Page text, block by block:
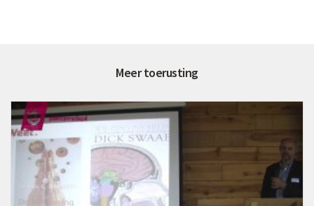
Meer toerusting